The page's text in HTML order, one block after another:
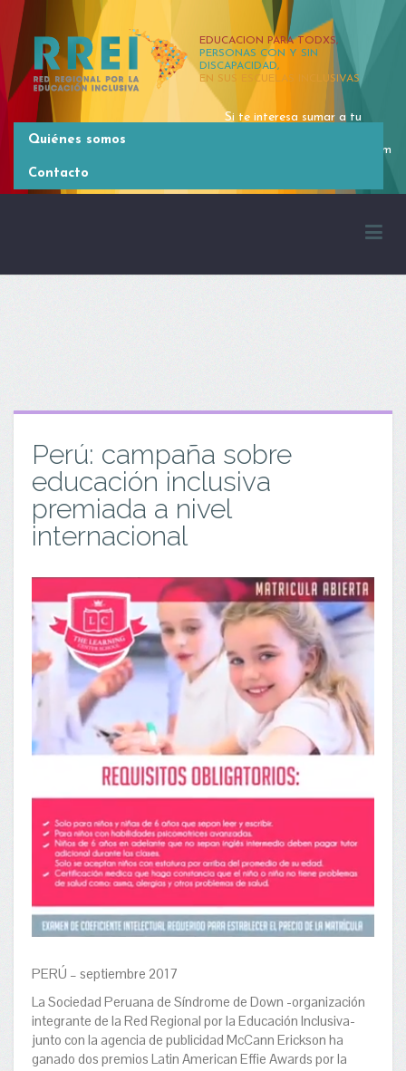
EDUCACION PARA TODXS,
PERSONAS CON Y SIN
DISCAPACIDAD,
EN SUS ESCUELAS INCLUSIVAS
Si te interesa sumar a tu
rrei.latinoamerica@gmail.com
Quiénes somos
Contacto
Perú: campaña sobre
educación inclusiva
premiada a nivel
internacional
PERÚ – septiembre 2017
La Sociedad Peruana de Síndrome de Down -organización
integrante de la Red Regional por la Educación Inclusiva-
junto con la agencia de publicidad McCann Erickson ha
ganado dos premios Latin American Effie Awards por la